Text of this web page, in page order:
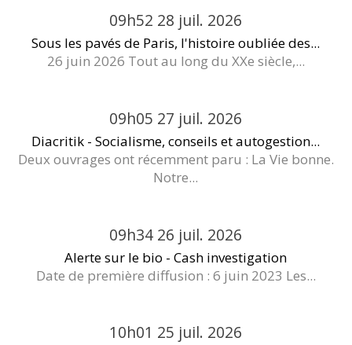
09h52 28 juil. 2026
Sous les pavés de Paris, l'histoire oubliée des...
26 juin 2026 Tout au long du XXe siècle,...
09h05 27 juil. 2026
Diacritik - Socialisme, conseils et autogestion...
Deux ouvrages ont récemment paru : La Vie bonne.
Notre...
09h34 26 juil. 2026
Alerte sur le bio - Cash investigation
Date de première diffusion : 6 juin 2023 Les...
10h01 25 juil. 2026